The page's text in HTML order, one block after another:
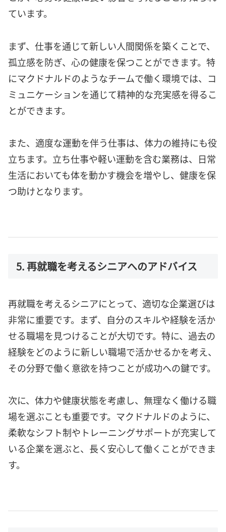
ています。
まず、仕事を通じて新しい人間関係を築くことで、
孤立感を防ぎ、心の健康を保つことができます。特
にマクドナルドのようなチームで働く環境では、コ
ミュニケーションを通じて精神的な充実感を得るこ
とができます。
また、適度な運動を伴う仕事は、体力の維持にも役
立ちます。立ち仕事や軽い運動を含む業務は、日常
生活においても体を動かす機会を増やし、健康を保
つ助けとなります。
5. 再就職を考えるシニアへのアドバイス
再就職を考えるシニアにとって、適切な企業選びは
非常に重要です。まず、自分のスキルや経験を活か
せる職場を見つけることが大切です。特に、過去の
経験をどのように新しい職場で活かせるかを考え、
その分野で働く意欲を持つことが成功への鍵です。
次に、体力や健康状態を考慮し、無理なく働ける職
場を選ぶことも重要です。マクドナルドのように、
柔軟なシフト制やトレーニングサポートが充実して
いる企業を選ぶと、長く安心して働くことができま
す。